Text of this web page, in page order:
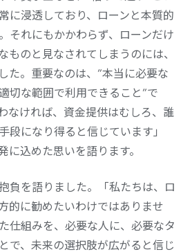
に浸透しており、ローンと本質的
それにもかかわらず、ローンだけ
ものと見なされてしまうのには、
た。重要なのは、”本当に必要な
切な範囲で利用できること”で
なければ、資金提供はむしろ、誰
段になり得ると信じています」
に込めた思いを語ります。
負を語りました。「私たちは、ロ
的に勧めたいわけではありませ
仕組みを、必要な人に、必要なタ
で、未来の選択肢が広がると信じ